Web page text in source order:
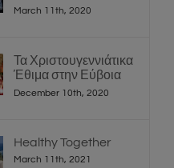
Ιαματικά
March 11th, 2020
Τα Χριστουγεννιάτικα
Έθιμα στην Εύβοια
December 10th, 2020
Healthy Together
March 11th, 2021